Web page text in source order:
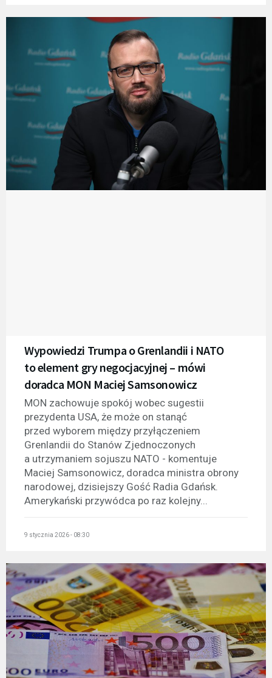
Wypowiedzi Trumpa o Grenlandii i NATO
to element gry negocjacyjnej – mówi
doradca MON Maciej Samsonowicz
MON zachowuje spokój wobec sugestii
prezydenta USA, że może on stanąć
przed wyborem między przyłączeniem
Grenlandii do Stanów Zjednoczonych
a utrzymaniem sojuszu NATO - komentuje
Maciej Samsonowicz, doradca ministra obrony
narodowej, dzisiejszy Gość Radia Gdańsk.
Amerykański przywódca po raz kolejny...
9 stycznia 2026 - 08:30